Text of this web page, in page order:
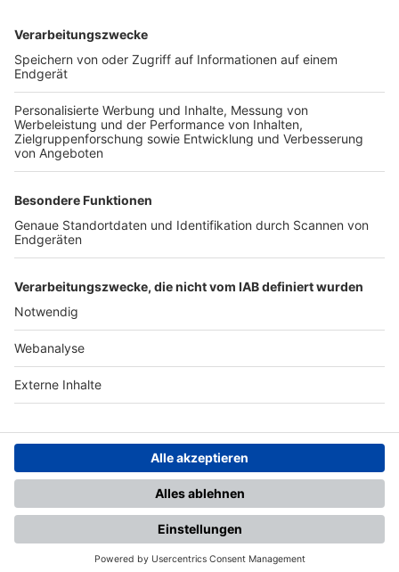
TOP-VEREINE
TOP-PARTNER
Nutzungsbedingungen Datenschutz Impressum